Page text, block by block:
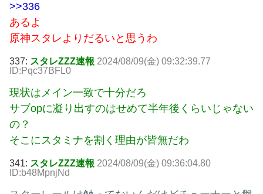
>>336
あるよ
原神スタレよりだるいと思うわ
337: スタレZZZ速報 2024/08/09(金) 09:32:39.77
ID:Pqc37BFL0
現状はメイン一致で十分だろ
サブopに凝り出すのはせめて半年後くらいじゃない
の？
そこにスタミナを割く理由が皆無だわ
341: スタレZZZ速報 2024/08/09(金) 09:36:04.80
ID:b48MpnjNd